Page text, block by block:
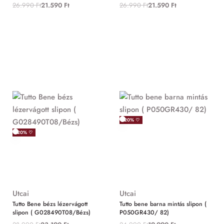
26.990Ft21.590 Ft 26.990Ft21.590 Ft
-20% ♡
Utcai
Tutto Bene bézs lézervágott
slipon ( G028490T08/Bézs)
-20% ♡
Utcai
Tutto bene barna mintás slipon (
P050GR430/ 82)